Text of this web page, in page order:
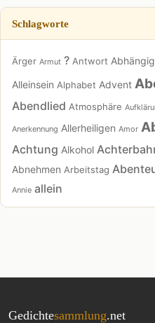
Schlagworte
Ärger Armut ? Antwort
Alleinsein Alphabet Advent
Abendlied Atmosphäre
Anerkennung Allerheiligen Amor
Achtung Alkohol
Abnehmen Arbeitstag
Annie allein
Gedichtesammlung.net